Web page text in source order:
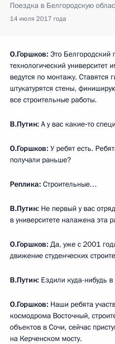
Поездка в Белгородскую
14 июля 2017 года
О.Горшков: Это Белгородский
технологический
ведутся по монтажу. Ставятся
штукатурятся стены,
все строительные работы.
В.Путин: А у вас какие‑то
О.Горшков: У ребят есть.
получали раньше?
Реплика: Строительные…
В.Путин: Не первый у вас
в университете налажена эта
О.Горшков: Да, уже с 2001
движение студенческих
В.Путин: Ездили куда-нибудь
О.Горшков: Наши ребята
космодрома Восточный,
объектов в Сочи, сейчас
на Керченском мосту.